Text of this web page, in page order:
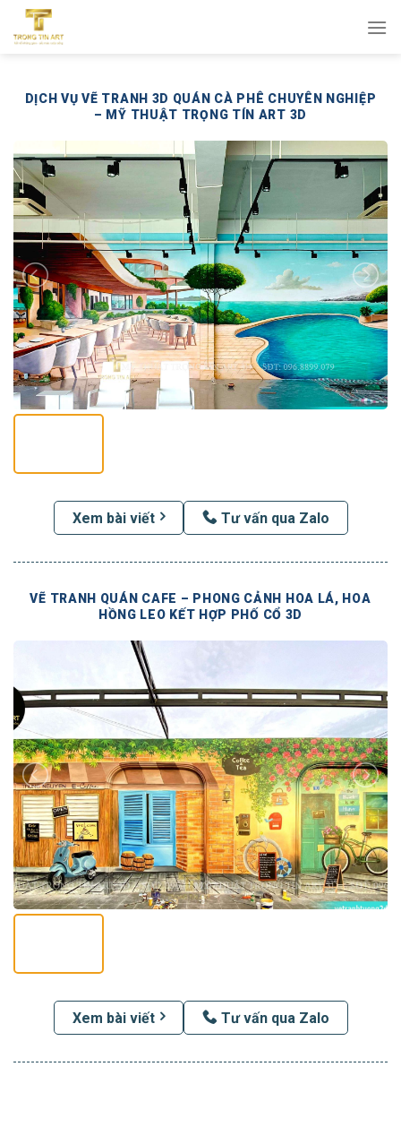
qua
DỊCH VỤ VẼ TRANH 3D QUÁN CÀ PHÊ CHUYÊN NGHIỆP
– MỸ THUẬT TRỌNG TÍN ART 3D
Xem bài viết Tư vấn qua Zalo
VẼ TRANH QUÁN CAFE – PHONG CẢNH HOA LÁ, HOA
HỒNG LEO KẾT HỢP PHỐ CỔ 3D
Xem bài viết Tư vấn qua Zalo